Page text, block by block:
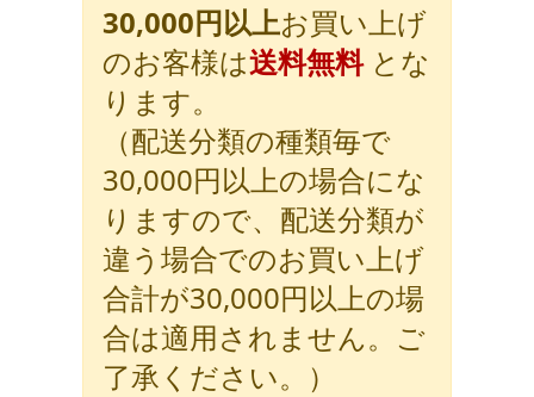
30,000円以上お買い上げ
のお客様は送料無料とな
ります。
（配送分類の種類毎で
30,000円以上の場合にな
りますので、配送分類が
違う場合でのお買い上げ
合計が30,000円以上の場
合は適用されません。ご
了承ください。）